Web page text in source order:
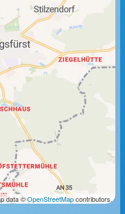
data ©OpenStreetMapcontributors.